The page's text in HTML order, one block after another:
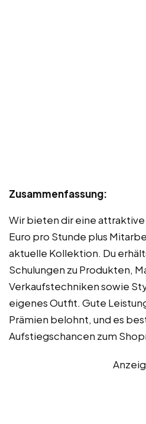
Zusammenfassung:
Wir bieten dir eine attraktive
Euro pro Stunde plus
aktuelle Kollektion. Du
Schulungen zu Produkten,
Verkaufstechniken sowie
eigenes Outfit. Gute
Prämien belohnt, und es
Aufstiegschancen zum